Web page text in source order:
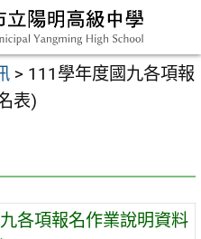
> 111學年度國九各項報
表)
各項報名作業說明資料